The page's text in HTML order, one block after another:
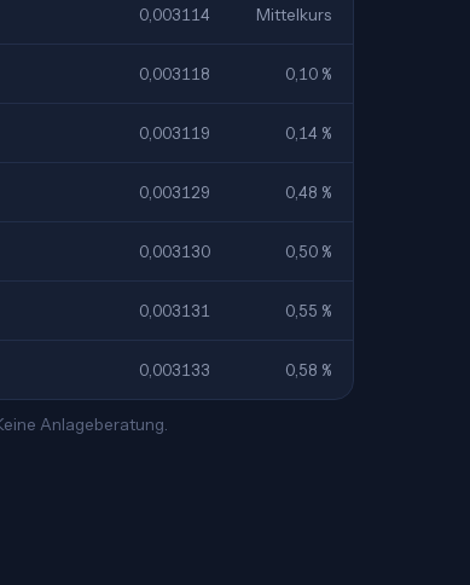
0,003114 Mittelkurs
0,003118 0,10 %
0,003119 0,14 %
0,003129 0,48 %
0,003130 0,50 %
0,003131 0,55 %
0,003133 0,58 %
Anlageberatung.